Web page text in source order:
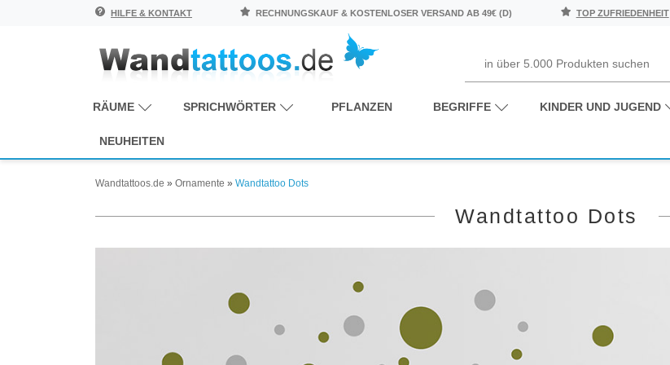
HILFE & KONTAKT RECHNUNGSKAUF & KOSTENLOSER VERSAND AB 49€ (D) TOP ZUFRIEDENHEIT
RÄUME SPRICHWÖRTER PFLANZEN BEGRIFFE KINDER UND JUGEND
NEUHEITEN
Wandtattoos.de » Ornamente » Wandtattoo Dots
Wandtattoo Dots